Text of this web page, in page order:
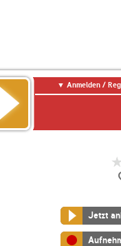
Anmelden /
Jetzt